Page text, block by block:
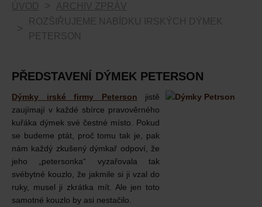
ÚVOD
ARCHIV ZPRÁV
ROZŠIŘUJEME NABÍDKU IRSKÝCH DÝMEK
PETERSON
PŘEDSTAVENÍ DÝMEK PETERSON
Dýmky irské firmy Peterson jistě
zaujímají v každé sbírce pravověrného
kuřáka dýmek své čestné místo. Pokud
se budeme ptát, proč tomu tak je, pak
nám každý zkušený dýmkař odpoví, že
jeho „petersonka“ vyzařovala tak
svébytné kouzlo, že jakmile si ji vzal do
ruky, musel ji zkrátka mít. Ale jen toto
samotné kouzlo by asi nestačilo.